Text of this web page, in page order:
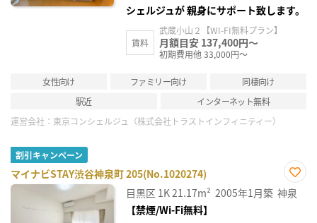
シェルジュが 親身にサポート致します。
賃料
武蔵小山２【WI-FI無料プラン】
月額目安 137,400円～
初期費用他 33,000円～
女性向け ファミリー向け
同棲向け
駅近
インターネット無料
運営会社： 東京コンシェルジュ（株式会社トラストインフィニティー）
割引キャンペーン
マイナビSTAY渋谷神泉町 205(No.1020274)
お気
に入
目黒区 1K21.17m² 2005年1月築 神泉
【禁煙/Wi-Fi無料】